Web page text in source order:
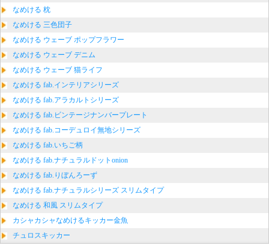
なめける 枕
なめける 三色団子
なめける ウェーブ ポップフラワー
なめける ウェーブ デニム
なめける ウェーブ 猫ライフ
なめける fab.インテリアシリーズ
なめける fab.アラカルトシリーズ
なめける fab.ビンテージナンバープレート
なめける fab.コーデュロイ無地シリーズ
なめける fab.いちご柄
なめける fab.ナチュラルドットonion
なめける fab.りぼんろーず
なめける fab.ナチュラルシリーズ スリムタイプ
なめける 和風 スリムタイプ
カシャカシャなめけるキッカー金魚
チュロスキッカー